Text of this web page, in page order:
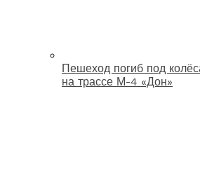
Пешеход погиб под
на трассе М-4 «Дон»